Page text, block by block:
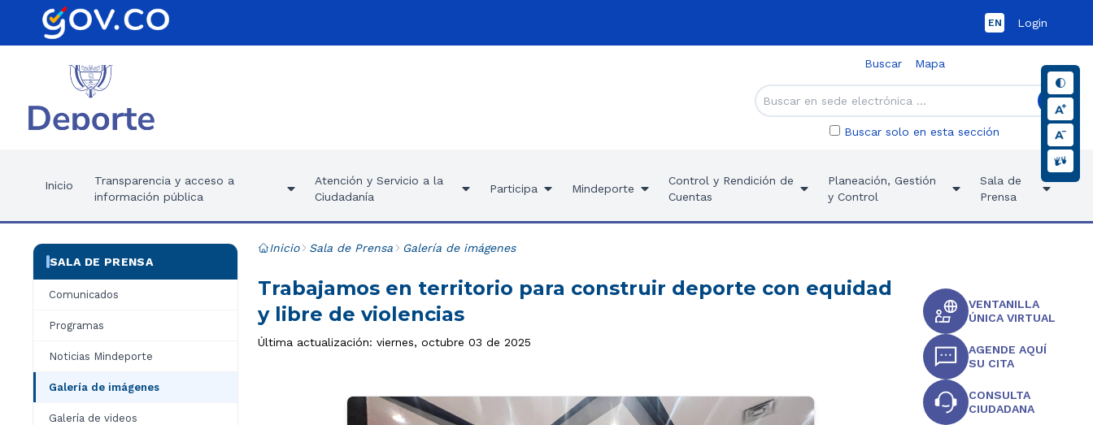
EN Login
Buscar Mapa
Buscar solo en esta sección
Inicio
Transparencia y acceso a
información pública
Atención y Servicio a la
Ciudadanía
Participa Mindeporte
Control y Rendición de
Cuentas
Planeación, Gestión
y Control
Sala de
Prensa
SALA DE PRENSA
Comunicados
Programas
Noticias Mindeporte
Galería de imágenes
Galería de videos
Inicio Sala de Prensa Galería de imágenes
Trabajamos en territorio para construir deporte con equidad
y libre de violencias
Última actualización: viernes, octubre 03 de 2025
VENTANILLA
ÚNICA VIRTUAL
AGENDE AQUÍ
SU CITA
CONSULTA
CIUDADANA